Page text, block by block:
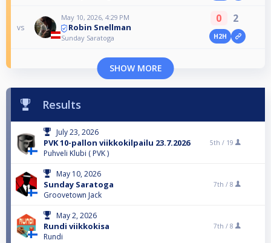
vs
May 10, 2026, 4:29 PM
Robin Snellman
Sunday Saratoga
0 2
H2H
SHOW MORE
Results
July 23, 2026
PVK 10-pallon viikkokilpailu 23.7.2026
Puhveli Klubi ( PVK )
5th / 19
May 10, 2026
Sunday Saratoga
Groovetown Jack
7th / 8
May 2, 2026
Rundi viikkokisa
Rundi
7th / 8